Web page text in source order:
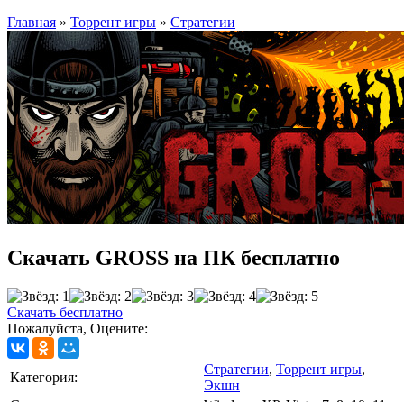
Главная » Торрент игры » Стратегии
Скачать GROSS на ПК бесплатно
Скачать бесплатно
Пожалуйста, Оцените:
Категория:
Стратегии, Торрент игры,
Экшн